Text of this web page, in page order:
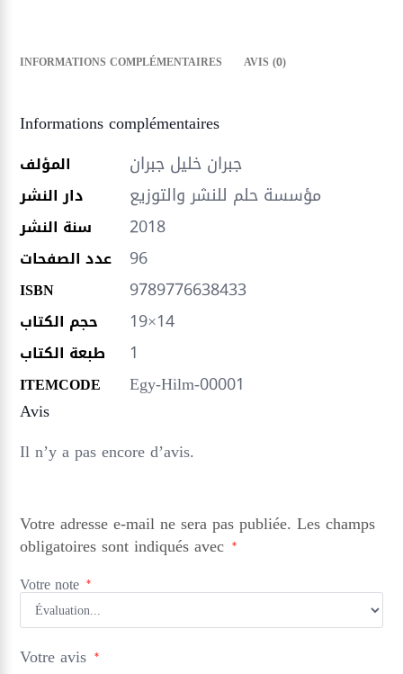
INFORMATIONS COMPLÉMENTAIRES AVIS (0)
Informations complémentaires
المؤلف جبران خليل جبران
دار النشر مؤسسة حلم للنشر والتوزيع
سنة النشر 2018
عدد الصفحات 96
ISBN 9789776638433
حجم الكتاب 19×14
طبعة الكتاب 1
ITEMCODE
Egy-Hilm-00001
Avis
Il n’y a pas encore d’avis.
Votre adresse e-mail ne sera pas publiée. Les champs
obligatoires sont indiqués avec *
Votre note *
Votre avis *